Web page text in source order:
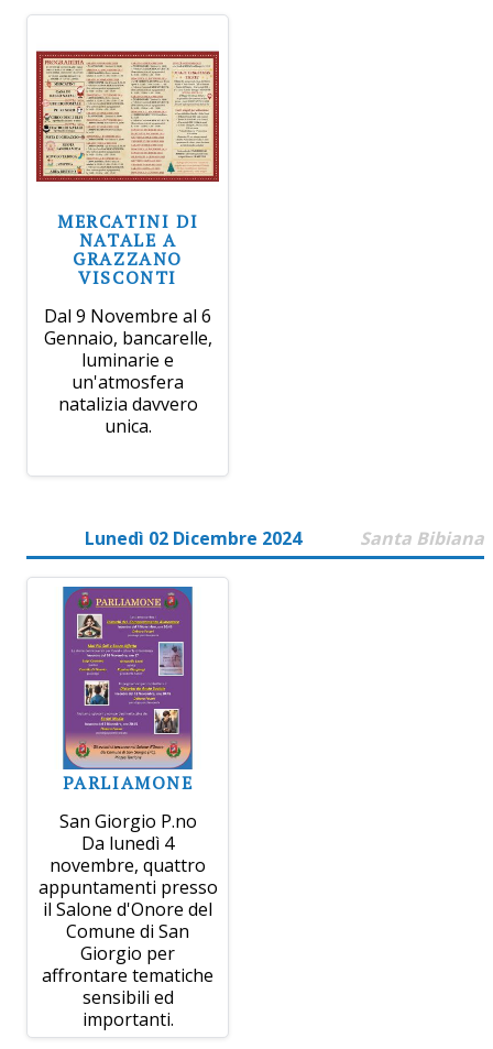
MERCATINI DI
NATALE A
GRAZZANO
VISCONTI
Dal 9 Novembre al 6
Gennaio, bancarelle,
luminarie e
un'atmosfera
natalizia davvero
unica.
Lunedì 02 Dicembre 2024 Santa Bibiana
PARLIAMONE
San Giorgio P.no
Da lunedì 4
novembre, quattro
appuntamenti presso
il Salone d'Onore del
Comune di San
Giorgio per
affrontare tematiche
sensibili ed
importanti.